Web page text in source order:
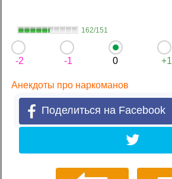
162/151
-2 -1 0 +1
Анекдоты про наркоманов
Поделиться на Facebook